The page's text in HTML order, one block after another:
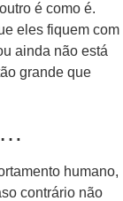
é como é.
eles fiquem com
ainda não está
grande que
humano,
contrário não